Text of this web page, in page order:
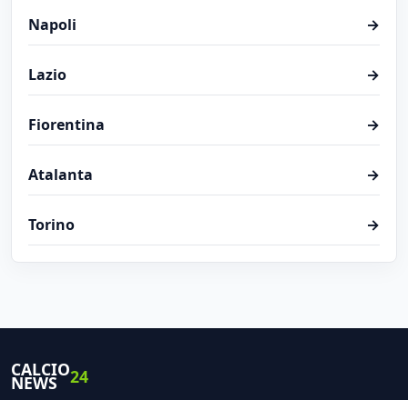
Napoli →
Lazio →
Fiorentina →
Atalanta →
Torino →
CALCIO
NEWS 24